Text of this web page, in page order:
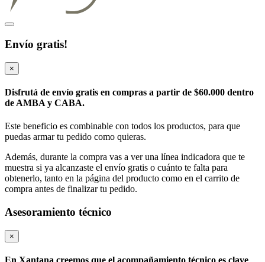
Envío gratis!
×
Disfrutá de envío gratis en compras a partir de $60.000 dentro
de AMBA y CABA.
Este beneficio es combinable con todos los productos, para que
puedas armar tu pedido como quieras.
Además, durante la compra vas a ver una línea indicadora que te
muestra si ya alcanzaste el envío gratis o cuánto te falta para
obtenerlo, tanto en la página del producto como en el carrito de
compra antes de finalizar tu pedido.
Asesoramiento técnico
×
En Xantana creemos que el acompañamiento técnico es clave